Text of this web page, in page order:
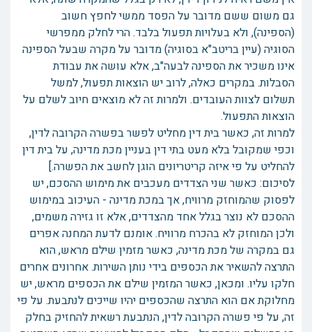
גם משום ששם מדובר על הפסד ממשי לחפץ חשוב
(הספינה), ולא בעלויות תפעול בלבד. הרי לחלק ממפרשי
הסוגיה (עיין בריטב"א בסוגיה) מדובר על מקרה שבעל הספינה
אינו משכיר את הספינה לבעה"ב, אלא עושה את עבודת
הסבלות. במקרים כאלה, לרוב יש הוצאות תפעול, למשל
תשלום לצוות העובדים. ולמרות זה לא מוצאים חיוב לשלם על
הוצאות התפעול.
למרות זה, כאשר בית דין מחליט לפשר בפשרה הקרובה לדין,
וכפי שמקובל בלא מעט בתי דין בעניין מכת מדינה, על בית דין
להחליט על פי איזה קריטריונים הוגן לחשב את הפשרה.]
לסיכום: כאשר שני הצדדים מעכבים את מימוש ההסכם, יש
לפסוק שהמוחזק מרוויח, אך במכת מדינה - העיכוב במימוש
ההסכם לא נוצר בגלל אחד מהצדדים, אלא זו גזירה משמים,
ולכן המוחזק לא בהכרח מרוויח. אומנם לדעת המחנה אפרים
גם במקרה של מכת מדינה, כאשר מזמין שילם מראש, הוא
התרצה להשאיר את הכספים בידי נותן השירות. אחרונים אחרים
חלקו עליו. ומכאן, כאשר המזמין שילם את הכספים מראש, יש
מחלוקת אם הוא התרצה שהכספים יהיו שייכים לנתבעת. על פי
זה, על פי פשרה הקרובה לדין, הנתבעת רשאית להחזיק בחלק